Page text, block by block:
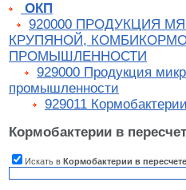
ОКП
920000 ПРОДУКЦИЯ
КРУПЯНОЙ,
ПРОМЫШЛЕННОСТИ
929000 Продукция
промышленности
929011
Кормобактерии в
Искать в Кормобактерии в